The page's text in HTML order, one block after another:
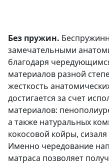
Без пружин.
замечательными
благодаря
материалов разной
жесткость
достигается за счет
материалов:
а также натуральных
кокосовой койры,
Именно чередование
матраса позволяет